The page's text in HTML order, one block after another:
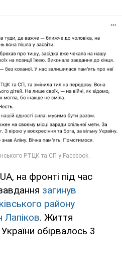
на фронті під час
загинув
району
Лапіков. Життя
обірвалось 3